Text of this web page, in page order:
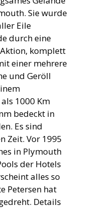
Sie wurde
Eile
durch eine
komplett
einer mehrere
und Geröll
1000 Km
bedeckt in
Es sind
Zeit. Vor 1995
in Plymouth
der Hotels
alles so
Petersen hat
Details